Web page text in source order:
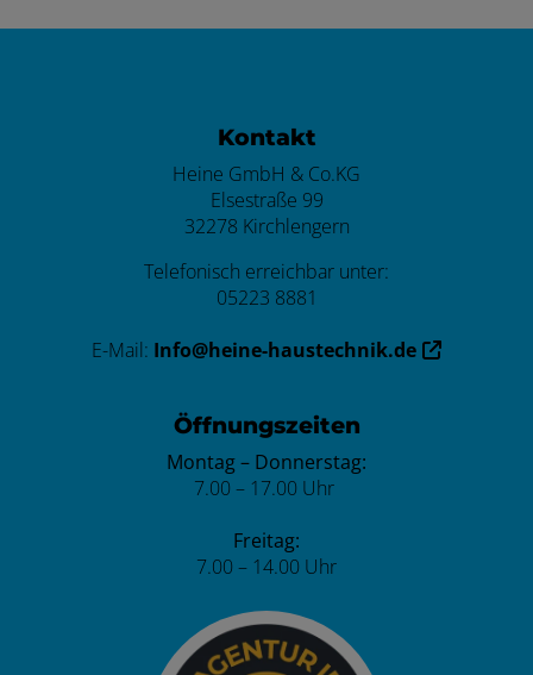
Kontakt
Heine GmbH & Co.KG
Elsestraße 99
32278 Kirchlengern
Telefonisch erreichbar unter:
05223 8881
E-Mail: Info@heine-haustechnik.de
Öffnungszeiten
Montag – Donnerstag:
7.00 – 17.00 Uhr
Freitag:
7.00 – 14.00 Uhr